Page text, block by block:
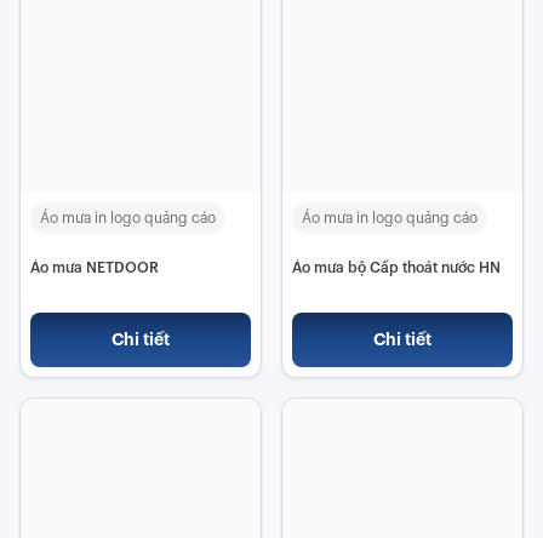
Áo mưa in logo quảng cáo
Áo mưa NETDOOR
Chi tiết
Áo mưa in logo quảng cáo
Áo mưa bộ Cấp thoát nước HN
Chi tiết